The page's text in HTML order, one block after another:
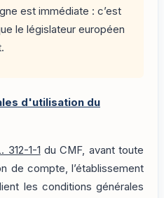
est immédiate : c’est
le législateur européen
d'utilisation du
312-1-1 du CMF, avant toute
de compte, l’établissement
les conditions générales